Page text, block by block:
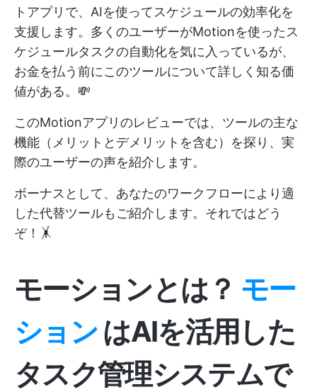
トアプリで、AIを使ってスケジュールの効率化を
支援します。多くのユーザーがMotionを使ったス
ケジュールタスクの自動化を気に入っているが、
お金を払う前にこのツールについて詳しく知る価
値がある。💸
このMotionアプリのレビューでは、ツールの主な
機能（メリットとデメリットを含む）を探り、実
際のユーザーの声を紹介します。
ボーナスとして、あなたのワークフローにより適
した代替ツールもご紹介します。それではどう
ぞ！🤸
モーションとは？ モー
ションはAIを活用した
タスク管理システムで